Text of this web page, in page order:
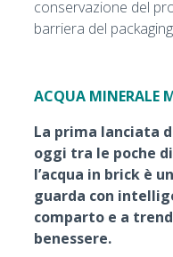
conservazione del
barriera del
ACQUA MINERALE
La prima lanciata
oggi tra le poche
l’acqua in brick è
guarda con
comparto e a
benessere.